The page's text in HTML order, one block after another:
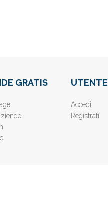
GRATIS UTENTE
Accedi
Registrati